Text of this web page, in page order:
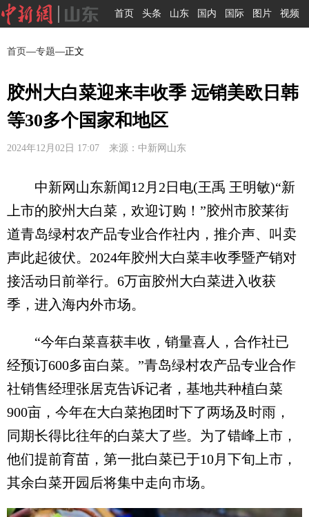
首页 头条 山东 国内 国际 图片 视频
首页—专题—正文
胶州大白菜迎来丰收季 远销美欧日韩
等30多个国家和地区
2024年12月02日 17:07 来源：中新网山东
中新网山东新闻12月2日电(王禹 王明敏)“新
上市的胶州大白菜，欢迎订购！”胶州市胶莱街
道青岛绿村农产品专业合作社内，推介声、叫卖
声此起彼伏。2024年胶州大白菜丰收季暨产销对
接活动日前举行。6万亩胶州大白菜进入收获
季，进入海内外市场。
“今年白菜喜获丰收，销量喜人，合作社已
经预订600多亩白菜。”青岛绿村农产品专业合作
社销售经理张居克告诉记者，基地共种植白菜
900亩，今年在大白菜抱团时下了两场及时雨，
同期长得比往年的白菜大了些。为了错峰上市，
他们提前育苗，第一批白菜已于10月下旬上市，
其余白菜开园后将集中走向市场。